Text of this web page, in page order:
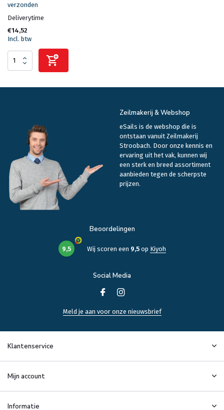
verzonden
Deliverytime
€14,52
Incl. btw
Zeilmakerij & Webshop
eSails is de webshop die is
ontstaan vanuit Zeilmakerij
Stroobach. Door onze kennis en
ervaring uit het vak, kunnen wij
een sterk en breed assortiment
aanbieden tegen de scherpste
prijzen.
Beoordelingen
9,5 Wij scoren een 9,5op Kiyoh
Social Media
Meld je aan voor onze nieuwsbrief
Klantenservice
Mijn account
Informatie